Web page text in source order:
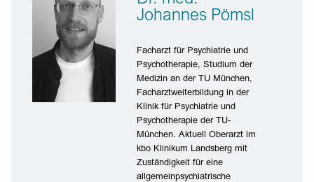
Johannes Pömsl
Facharzt für Psychiatrie und
Psychotherapie, Studium der
Medizin an der TU München,
Facharztweiterbildung in der
Klinik für Psychiatrie und
Psychotherapie der TU-
München. Aktuell Oberarzt im
kbo Klinikum Landsberg mit
Zuständigkeit für eine
allgemeinpsychiatrische